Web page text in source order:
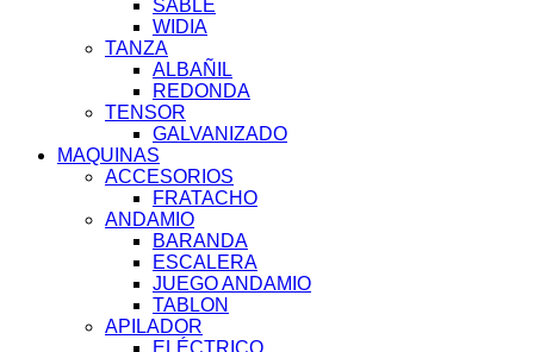
SABLE
WIDIA
TANZA
ALBAÑIL
REDONDA
TENSOR
GALVANIZADO
MAQUINAS
ACCESORIOS
FRATACHO
ANDAMIO
BARANDA
ESCALERA
JUEGO ANDAMIO
TABLON
APILADOR
ELÉCTRICO